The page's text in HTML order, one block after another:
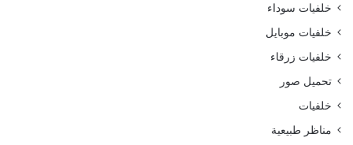
خلفيات سوداء
خلفيات موبايل
خلفيات زرقاء
تحميل صور
خلفيات
مناظر طبيعية